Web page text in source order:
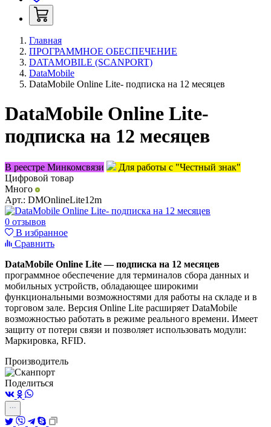
Главная
ПРОГРАММНОЕ ОБЕСПЕЧЕНИЕ
DATAMOBILE (SCANPORT)
DataMobile
DataMobile Online Lite- подписка на 12 месяцев
DataMobile Online Lite-
подписка на 12 месяцев
В реестре Минкомсвязи
Для работы с "Честный знак"
Цифровой товар
Много
Арт.: DMOnlineLite12m
0 отзывов
В избранное
Сравнить
DataMobile Online Lite — подписка на 12 месяцев
программное обеспечение для терминалов сбора данных и
мобильных устройств, обладающее широкими
функциональными возможностями для работы на складе и в
торговом зале. Версия Online Lite расширяет DataMobile
возможностью работать в режиме реального времени. Имеет
защиту от потери связи и позволяет использовать модули:
Маркировка, RFID.
Производитель
Поделиться